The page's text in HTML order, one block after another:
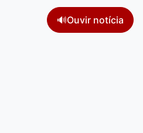
🔊Ouvir notícia